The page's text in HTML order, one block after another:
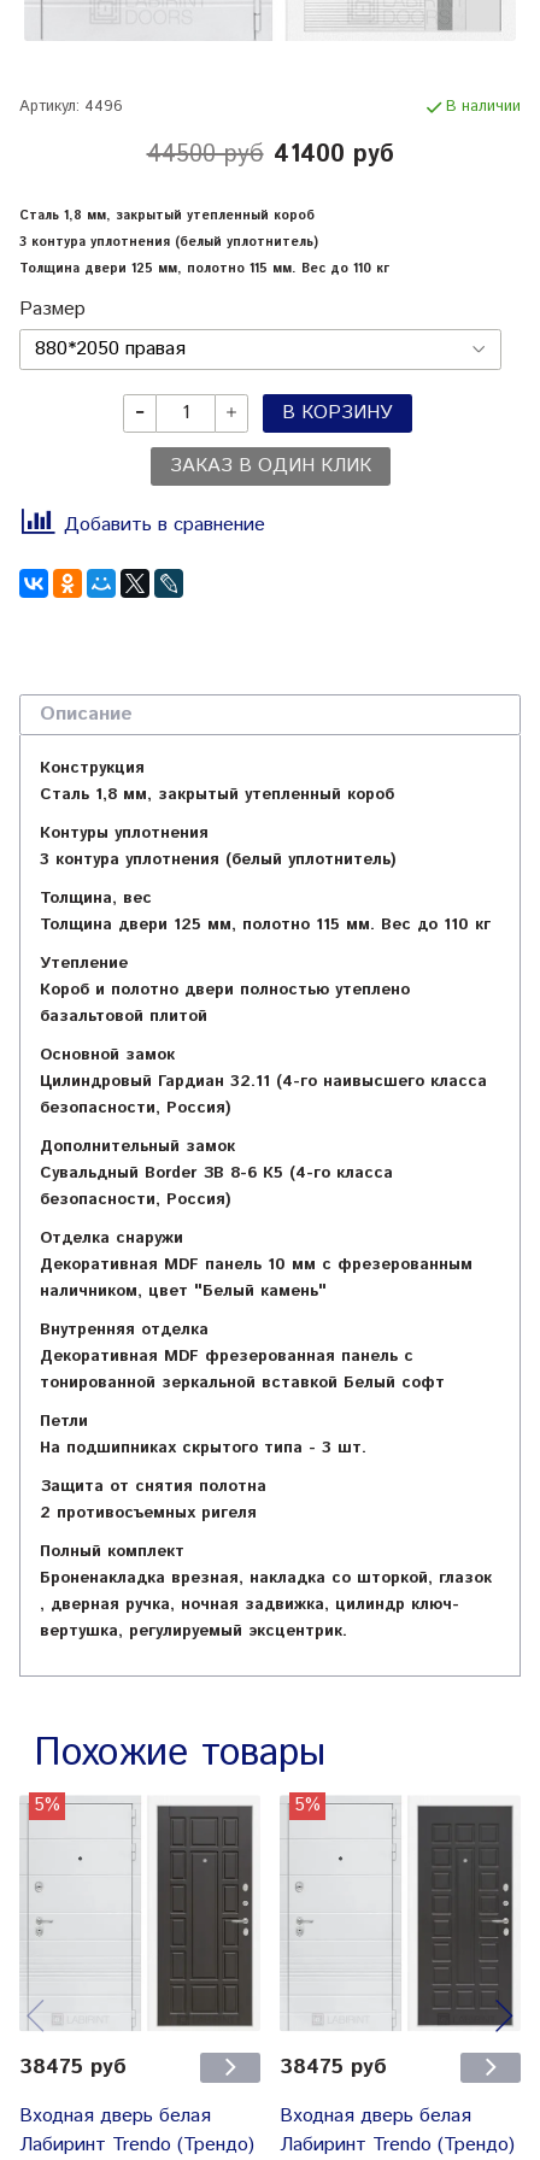
Артикул: 4496 В наличии
44500 руб 41400 руб
Сталь 1,8 мм, закрытый утепленный короб
3 контура уплотнения (белый уплотнитель)
Толщина двери 125 мм, полотно 115 мм. Вес до 110 кг
Размер
В КОРЗИНУ
ЗАКАЗ В ОДИН КЛИК
Добавить в сравнение
Описание
Конструкция
Сталь 1,8 мм, закрытый утепленный короб
Контуры уплотнения
3 контура уплотнения (белый уплотнитель)
Толщина, вес
Толщина двери 125 мм, полотно 115 мм. Вес до 110 кг
Утепление
Короб и полотно двери полностью утеплено
базальтовой плитой
Основной замок
Цилиндровый Гардиан 32.11 (4-го наивысшего класса
безопасности, Россия)
Дополнительный замок
Сувальдный Border ЗВ 8-6 К5 (4-го класса
безопасности, Россия)
Отделка снаружи
Декоративная MDF панель 10 мм с фрезерованным
наличником, цвет "Белый камень"
Внутренняя отделка
Декоративная MDF фрезерованная панель с
тонированной зеркальной вставкой Белый софт
Петли
На подшипниках скрытого типа - 3 шт.
Защита от снятия полотна
2 противосъемных ригеля
Полный комплект
Броненакладка врезная, накладка со шторкой, глазок
, дверная ручка, ночная задвижка, цилиндр ключ-
вертушка, регулируемый эксцентрик.
Похожие товары
5%
38475 руб
Входная дверь белая
Лабиринт Trendo (Трендо)
5%
38475 руб
Входная дверь белая
Лабиринт Trendo (Трендо)